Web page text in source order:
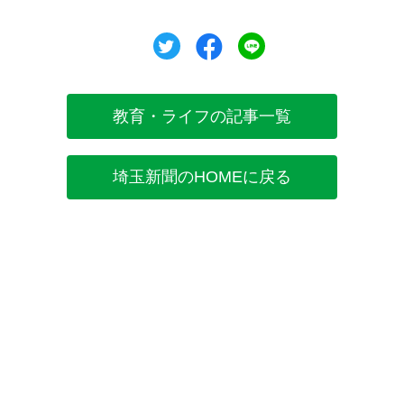
ツイートシェア
教育・ライフの記事一覧
埼玉新聞のHOMEに戻る